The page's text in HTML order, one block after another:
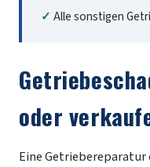
Alle sonstigen
oder
Eine